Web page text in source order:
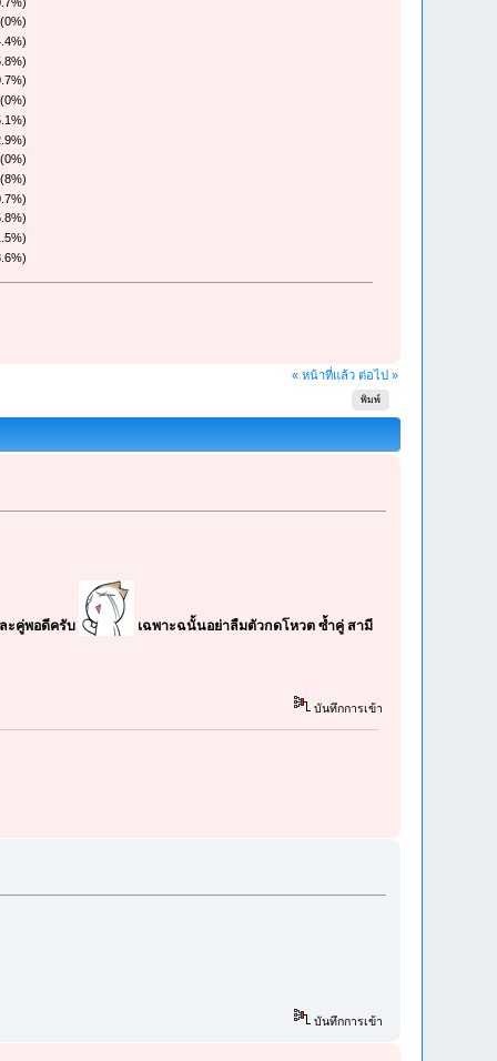
« หน้าที่แล้ว ต่อไป »
พิมพ์
ะคู่พอดีครับ เฉพาะฉนั้นอย่าลืมตัวกดโหวต ซ้ำคู่ สามี
บันทึกการเข้า
บันทึกการเข้า